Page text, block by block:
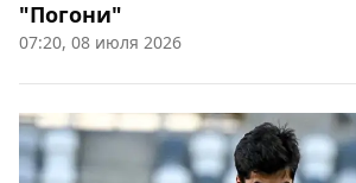
"Погони"
07:20, 08 июля 2026